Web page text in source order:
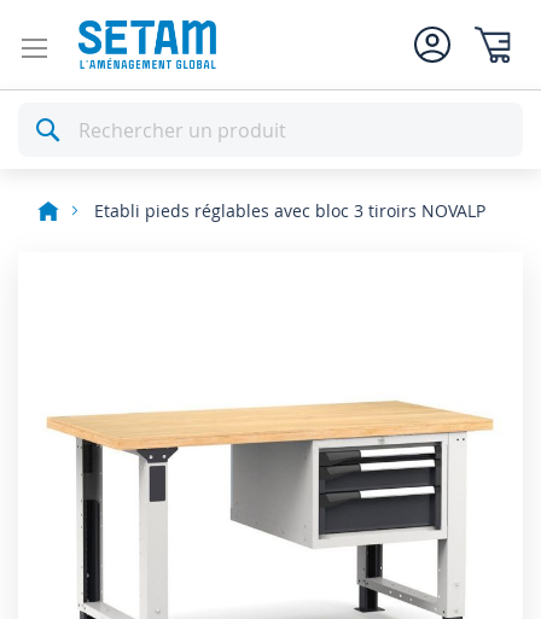
Rechercher
Etabli pieds réglables avec bloc 3 tiroirs NOVALP
gallery